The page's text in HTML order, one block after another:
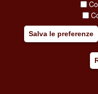
Salva le preferenze